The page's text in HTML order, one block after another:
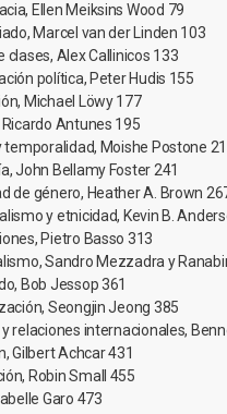
Ellen Meiksins Wood 79
Marcel van der Linden 103
clases, Alex Callinicos 133
política, Peter Hudis 155
Michael Löwy 177
Ricardo Antunes 195
temporalidad, Moishe Postone
John Bellamy Foster 241
de género, Heather A. Brown
y etnicidad, Kevin B.
Pietro Basso 313
Sandro Mezzadra y
Bob Jessop 361
Seongjin Jeong 385
y relaciones internacionales,
Gilbert Achcar 431
Robin Small 455
Garo 473